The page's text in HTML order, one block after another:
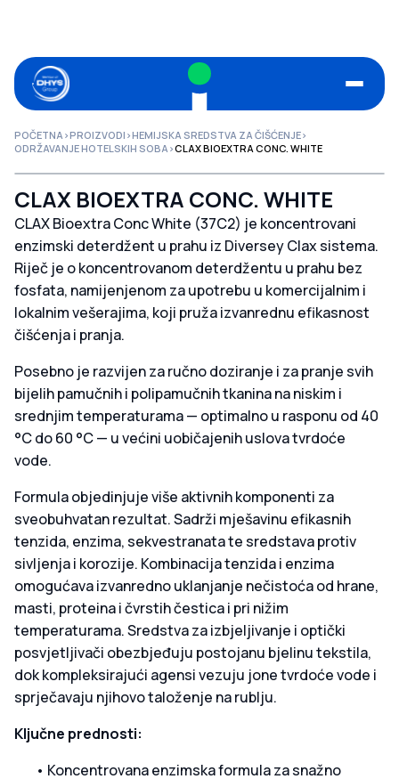
POČETNA>PROIZVODI >HEMIJSKA SREDSTVA ZA ČIŠĆENJE>
ODRŽAVANJE HOTELSKIH SOBA>CLAX BIOEXTRA CONC. WHITE
CLAX BIOEXTRA CONC. WHITE
CLAX Bioextra Conc White (37C2) je koncentrovani
enzimski deterdžent u prahu iz Diversey Clax sistema.
Riječ je o koncentrovanom deterdžentu u prahu bez
fosfata, namijenjenom za upotrebu u komercijalnim i
lokalnim vešeraj​ima, koji pruža izvanrednu efikasnost
čišćenja i pranja.
Posebno je razvijen za ručno doziranje i za pranje svih
bijelih pamučnih i polipamučnih tkanina na niskim i
srednjim temperaturama — optimalno u rasponu od 40
°C do 60 °C — u većini uobičajenih uslova tvrdoće
vode.
Formula objedinjuje više aktivnih komponenti za
sveobuhvatan rezultat. Sadrži mješavinu efikasnih
tenzida, enzima, sekvestranata te sredstava protiv
sivljenja i korozije. Kombinacija tenzida i enzima
omogućava izvanredno uklanjanje nečistoća od hrane,
masti, proteina i čvrstih čestica i pri nižim
temperaturama. Sredstva za izbjeljivanje i optički
posvjetljivači obezbjeđuju postojanu bjelinu tekstila,
dok kompleksirajući agensi vezuju jone tvrdoće vode i
sprječavaju njihovo taloženje na rublju.
Ključne prednosti:
• Koncentrovana enzimska formula za snažno